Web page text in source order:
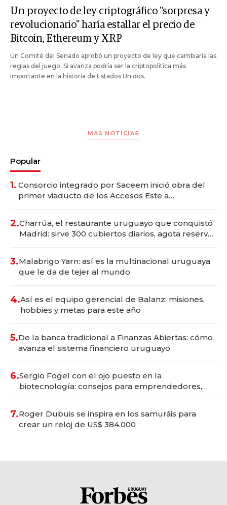
Un proyecto de ley criptográfico "sorpresa y
revolucionario" haría estallar el precio de
Bitcoin, Ethereum y XRP
Un Comité del Senado aprobó un proyecto de ley que cambiaría las
reglas del juego. Si avanza podría ser la criptopolítica más
importante en la historia de Estados Unidos.
MAS NOTICIAS
Popular
1. Consorcio integrado por Saceem inició obra del
primer viaducto de los Accesos Este a
2.Charrúa, el restaurante uruguayo que conquistó
Madrid: sirve 300 cubiertos diarios, agota reservas
3.Malabrigo Yarn: así es la multinacional uruguaya
que le da de tejer al mundo
4.Así es el equipo gerencial de Balanz: misiones,
hobbies y metas para este año
5.De la banca tradicional a Finanzas Abiertas: cómo
avanza el sistema financiero uruguayo
6.Sergio Fogel con el ojo puesto en la
biotecnología: consejos para emprendedores,
7.Roger Dubuis se inspira en los samuráis para
crear un reloj de US$ 384.000